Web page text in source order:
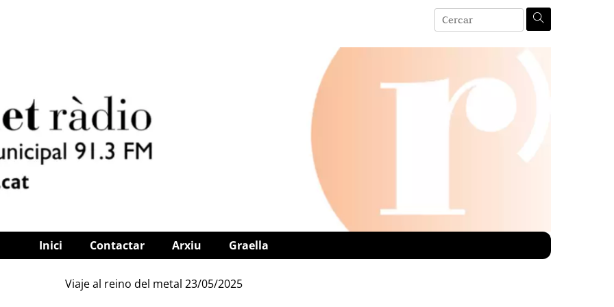
Inici Contactar Arxiu Graella
Viaje al reino del metal 23/05/2025